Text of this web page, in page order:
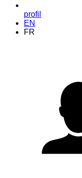
profil
EN
FR